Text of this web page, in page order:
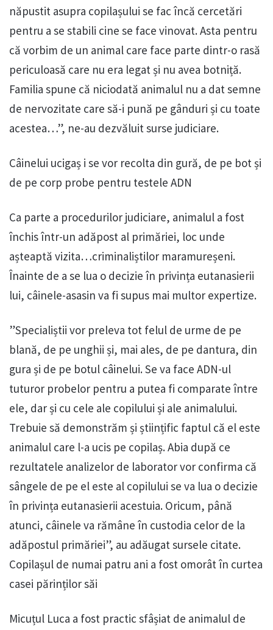
năpustit asupra copilașului se fac încă cercetări
pentru a se stabili cine se face vinovat. Asta pentru
că vorbim de un animal care face parte dintr-o rasă
periculoasă care nu era legat și nu avea botniță.
Familia spune că niciodată animalul nu a dat semne
de nervozitate care să-i pună pe gânduri și cu toate
acestea…”, ne-au dezvăluit surse judiciare.
Câinelui ucigaș i se vor recolta din gură, de pe bot și
de pe corp probe pentru testele ADN
Ca parte a procedurilor judiciare, animalul a fost
închis într-un adăpost al primăriei, loc unde
așteaptă vizita…criminaliștilor maramureșeni.
Înainte de a se lua o decizie în privința eutanasierii
lui, câinele-asasin va fi supus mai multor expertize.
”Specialiștii vor preleva tot felul de urme de pe
blană, de pe unghii și, mai ales, de pe dantura, din
gura și de pe botul câinelui. Se va face ADN-ul
tuturor probelor pentru a putea fi comparate între
ele, dar și cu cele ale copilului și ale animalului.
Trebuie să demonstrăm și științific faptul că el este
animalul care l-a ucis pe copilaș. Abia după ce
rezultatele analizelor de laborator vor confirma că
sângele de pe el este al copilului se va lua o decizie
în privința eutanasierii acestuia. Oricum, până
atunci, câinele va rămâne în custodia celor de la
adăpostul primăriei”, au adăugat sursele citate.
Copilașul de numai patru ani a fost omorât în curtea
casei părinților săi
Micuțul Luca a fost practic sfâșiat de animalul de